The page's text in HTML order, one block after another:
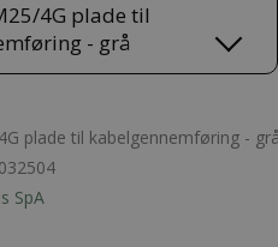
4G plade til
- grå
plade til kabelgennemføring -
SpA